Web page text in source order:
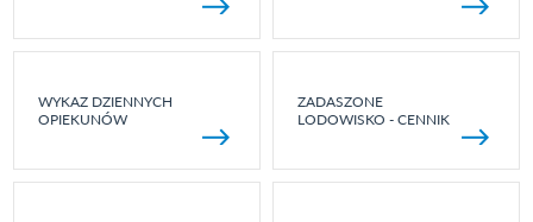
WYKAZ DZIENNYCH
OPIEKUNÓW
ZADASZONE
LODOWISKO - CENNIK